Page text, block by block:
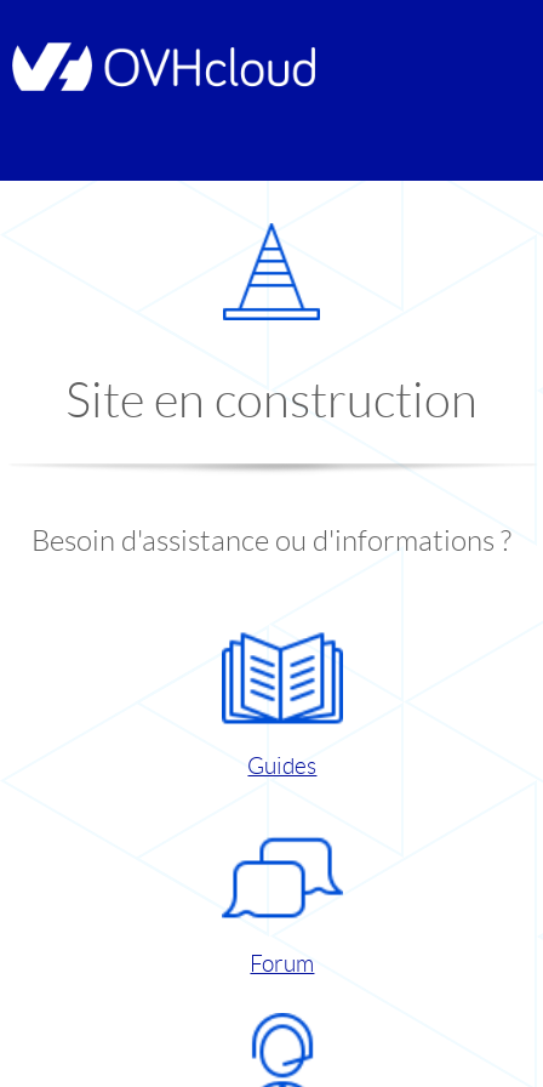
Site en construction
Besoin d'assistance ou d'informations ?
Guides
Forum